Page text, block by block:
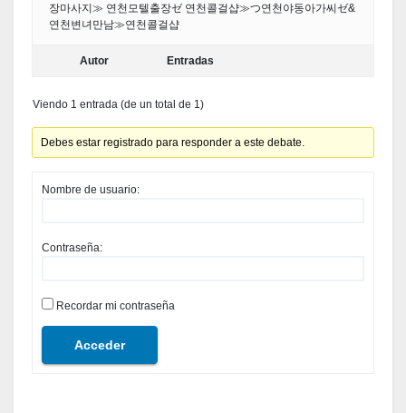
장마사지≫ 연천모텔출장ゼ 연천콜걸샵≫つ연천야동아가씨ゼ&
연천변녀만남≫연천콜걸샵
Autor Entradas
Viendo 1 entrada (de un total de 1)
Debes estar registrado para responder a este debate.
Nombre de usuario:
Contraseña:
Recordar mi contraseña
Acceder